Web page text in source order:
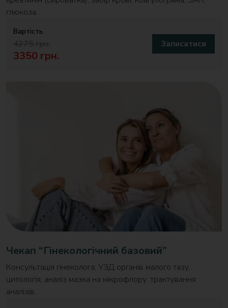
глюкоза.
Вартість
3350 грн.
Записатися
Чекап “Гінекологічний базовий”
Консультація гінеколога; УЗД органів малого тазу;
цитологія; аналіз мазка на мікрофлору. трактування
аналізів.